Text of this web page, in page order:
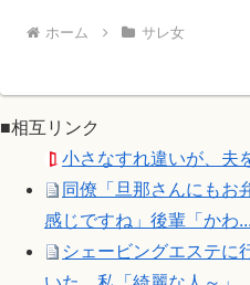
ホーム サレ女
■相互リンク
小さなすれ違いが、夫
同僚「旦那さんにもお
感じですね」後輩「かわ...
シェービングエステに